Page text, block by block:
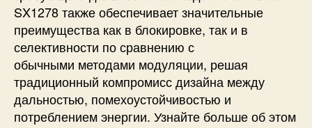
SX1278 также обеспечивает значительные
преимущества как в блокировке, так и в
селективности по сравнению с
обычными методами модуляции, решая
традиционный компромисс дизайна между
дальностью, помехоустойчивостью и
потреблением энергии. Узнайте больше об этом